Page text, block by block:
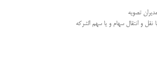
تصویه
و انتقال سهام و یا سهم الشرکه